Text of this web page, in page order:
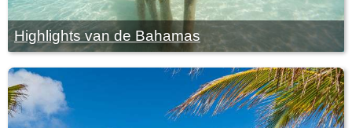
Highlights van de Bahamas